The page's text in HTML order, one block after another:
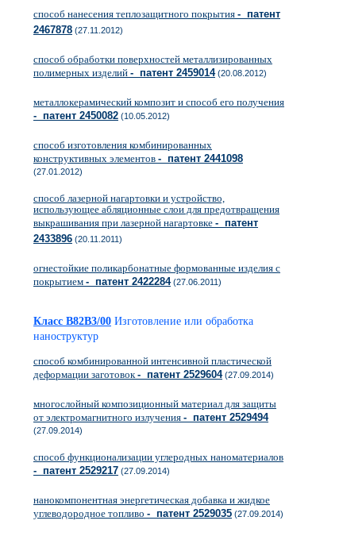
способ нанесения теплозащитного покрытия - патент
2467878 (27.11.2012)
способ обработки поверхностей металлизированных
полимерных изделий - патент 2459014(20.08.2012)
металлокерамический композит и способ его получения
- патент 2450082 (10.05.2012)
способ изготовления комбинированных
конструктивных элементов - патент 2441098
(27.01.2012)
способ лазерной нагартовки и устройство,
использующее абляционные слои для предотвращения
выкрашивания при лазерной нагартовке - патент
2433896 (20.11.2011)
огнестойкие поликарбонатные формованные изделия с
покрытием - патент 2422284(27.06.2011)
Класс B82B3/00 Изготовление или обработка
наноструктур
способ комбинированной интенсивной пластической
деформации заготовок- патент 2529604(27.09.2014)
многослойный композиционный материал для защиты
от электромагнитного излучения - патент 2529494
(27.09.2014)
способ функционализации углеродных наноматериалов
- патент 2529217 (27.09.2014)
нанокомпонентная энергетическая добавка и жидкое
углеводородное топливо - патент 2529035 (27.09.2014)